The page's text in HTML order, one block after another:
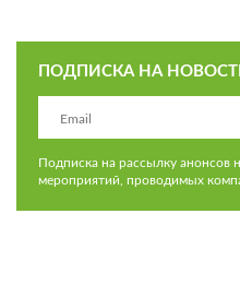
ПОДПИСКА НА
Подписка на рассылку анонсов
мероприятий, проводимых